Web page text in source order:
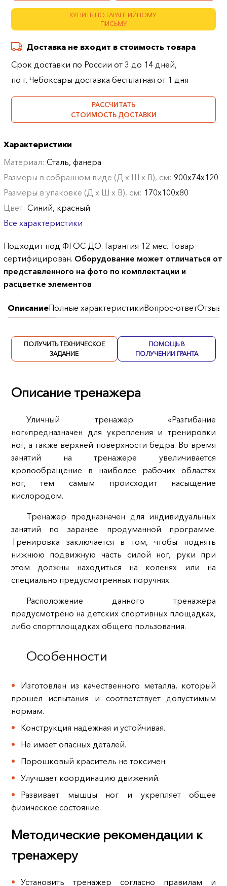
КУПИТЬ ПО ГАРАНТИЙНОМУ
ПИСЬМУ
Доставка не входит в стоимость товара
Срок доставки по России от 3 до 14 дней,
по г. Чебоксары доставка бесплатная от 1 дня
РАССЧИТАТЬ
СТОИМОСТЬ ДОСТАВКИ
Характеристики
Материал:Сталь, фанера
Размеры в собранном виде (Д х Ш х В), см: 900х74х120
Размеры в упаковке (Д х Ш х В), см: 170х100х80
Цвет:Синий, красный
Все характеристики
Подходит под ФГОС ДО. Гарантия 12 мес. Товар
сертифицирован. Оборудование может отличаться от
представленного на фото по комплектации и
расцветке элементов
ОписаниеПолные характеристикиВопрос-ответОтзывы
ПОЛУЧИТЬ ТЕХНИЧЕСКОЕ
ЗАДАНИЕ
ПОМОЩЬ В
ПОЛУЧЕНИИ ГРАНТА
Описание тренажера
Уличный тренажер «Разгибание
ног»предназначен для укрепления и тренировки
ног, а также верхней поверхности бедра. Во время
занятий на тренажере увеличивается
кровообращение в наиболее рабочих областях
ног, тем самым происходит насыщение
кислородом.
Тренажер предназначен для индивидуальных
занятий по заранее продуманной программе.
Тренировка заключается в том, чтобы поднять
нижнюю подвижную часть силой ног, руки при
этом должны находиться на коленях или на
специально предусмотренных поручнях.
Расположение данного тренажера
предусмотрено на детских спортивных площадках,
либо спортплощадках общего пользования.
Особенности
Изготовлен из качественного металла, который
прошел испытания и соответствует допустимым
нормам.
Конструкция надежная и устойчивая.
Не имеет опасных деталей.
Порошковый краситель не токсичен.
Улучшает координацию движений.
Развивает мышцы ног и укрепляет общее
физическое состояние.
Методические рекомендации к
тренажеру
Установить тренажер согласно правилам и